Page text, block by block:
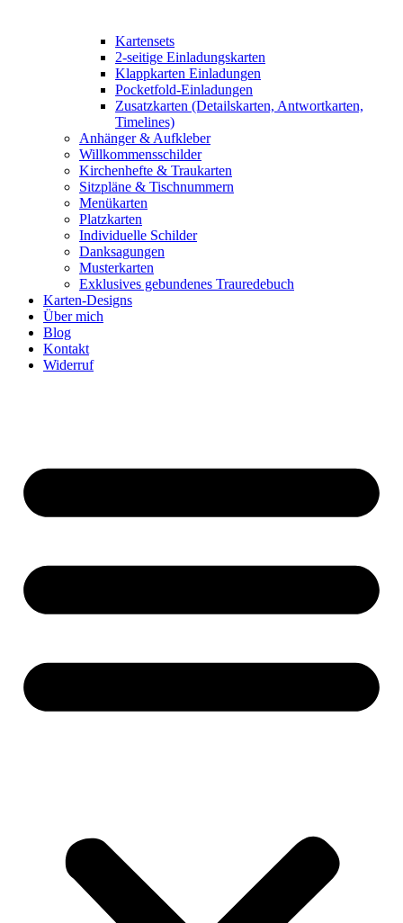
Kartensets
2-seitige Einladungskarten
Klappkarten Einladungen
Pocketfold-Einladungen
Zusatzkarten (Detailskarten, Antwortkarten,
Timelines)
Anhänger & Aufkleber
Willkommensschilder
Kirchenhefte & Traukarten
Sitzpläne & Tischnummern
Menükarten
Platzkarten
Individuelle Schilder
Danksagungen
Musterkarten
Exklusives gebundenes Trauredebuch
Karten-Designs
Über mich
Blog
Kontakt
Widerruf